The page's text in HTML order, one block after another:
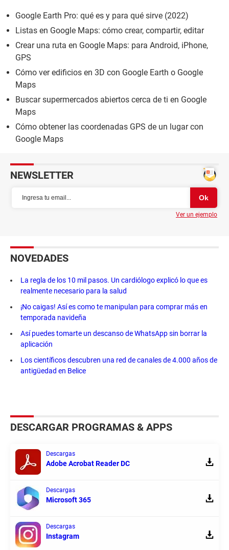
Google Earth Pro: qué es y para qué sirve (2022)
Listas en Google Maps: cómo crear, compartir, editar
Crear una ruta en Google Maps: para Android, iPhone,
GPS
Cómo ver edificios en 3D con Google Earth o Google
Maps
Buscar supermercados abiertos cerca de ti en Google
Maps
Cómo obtener las coordenadas GPS de un lugar con
Google Maps
NEWSLETTER
Ver un ejemplo
NOVEDADES
La regla de los 10 mil pasos. Un cardiólogo explicó lo que es
realmente necesario para la salud
¡No caigas! Así es como te manipulan para comprar más en
temporada navideña
Así puedes tomarte un descanso de WhatsApp sin borrar la
aplicación
Los científicos descubren una red de canales de 4.000 años de
antigüedad en Belice
DESCARGAR PROGRAMAS & APPS
Descargas
Adobe Acrobat Reader DC
Descargas
Microsoft 365
Descargas
Instagram